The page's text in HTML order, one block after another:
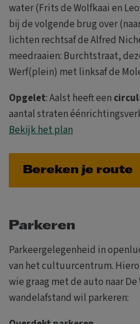
water (Frits de Wolfkaai en
bij de volgende brug over
lichten rechtsaf de Alfred
meedraaien: Burchtstraat,
Werf(plein) met linksaf de
Opgelet: Aalst heeft een
aantal straten
Bekijk het plan
Bereken je route
Parkeren
Parkeergelegenheid in
van het cultuurcentrum.
wie graag met de auto naar
wandelafstand wil parkeren: